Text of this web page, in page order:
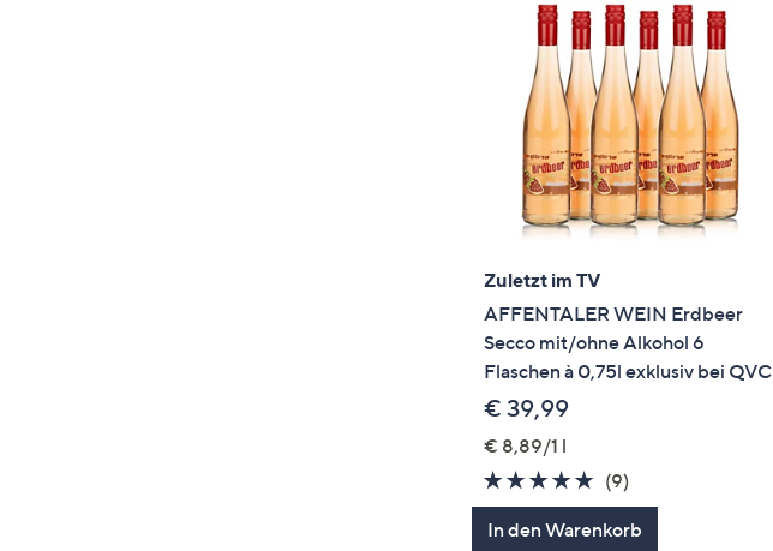
Zuletzt im TV
AFFENTALER WEIN Erdbeer
Secco mit/ohne Alkohol 6
Flaschen à 0,75l exklusiv bei QVC
€ 39,99
€ 8,89/1 l
4.9
von
5
(9)9
Bewertungen
In den Warenkorb